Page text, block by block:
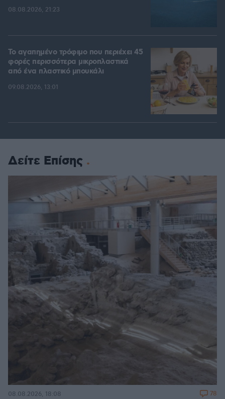
08.08.2026, 21:23
Το αγαπημένο τρόφιμο που περιέχει 45
φορές περισσότερα μικροπλαστικά
από ένα πλαστικό μπουκάλι
09.08.2026, 13:01
Δείτε Επίσης
08.08.2026, 18:08 78